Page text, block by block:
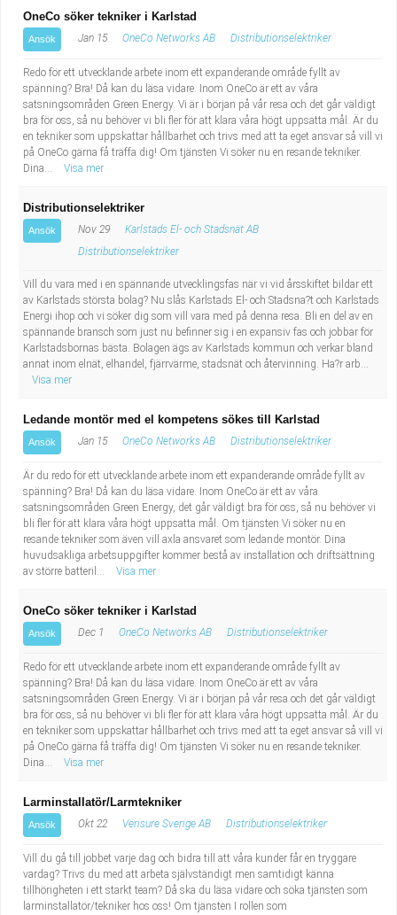
OneCo söker tekniker i Karlstad
Ansök Jan 15 OneCo Networks AB Distributionselektriker
Redo för ett utvecklande arbete inom ett expanderande område fyllt av
spänning? Bra! Då kan du läsa vidare. Inom OneCo är ett av våra
satsningsområden Green Energy. Vi är i början på vår resa och det går väldigt
bra för oss, så nu behöver vi bli fler för att klara våra högt uppsatta mål. Är du
en tekniker som uppskattar hållbarhet och trivs med att ta eget ansvar så vill vi
på OneCo gärna få träffa dig! Om tjänsten Vi söker nu en resande tekniker.
Dina...
Visa mer
Distributionselektriker
Ansök Nov 29
Karlstads El- och Stadsnät AB
Distributionselektriker
Vill du vara med i en spännande utvecklingsfas när vi vid årsskiftet bildar ett
av Karlstads största bolag? Nu slås Karlstads El- och Stadsna?t och Karlstads
Energi ihop och vi söker dig som vill vara med på denna resa. Bli en del av en
spännande bransch som just nu befinner sig i en expansiv fas och jobbar för
Karlstadsbornas bästa. Bolagen ägs av Karlstads kommun och verkar bland
annat inom elnät, elhandel, fjärrvärme, stadsnät och återvinning. Ha?r arb...
Visa mer
Ledande montör med el kompetens sökes till Karlstad
Ansök Jan 15 OneCo Networks AB Distributionselektriker
Är du redo för ett utvecklande arbete inom ett expanderande område fyllt av
spänning? Bra! Då kan du läsa vidare. Inom OneCo är ett av våra
satsningsområden Green Energy, det går väldigt bra för oss, så nu behöver vi
bli fler för att klara våra högt uppsatta mål. Om tjänsten Vi söker nu en
resande tekniker som även vill axla ansvaret som ledande montör. Dina
huvudsakliga arbetsuppgifter kommer bestå av installation och driftsättning
av större batteril...
Visa mer
OneCo söker tekniker i Karlstad
Ansök Dec 1 OneCo Networks AB Distributionselektriker
Redo för ett utvecklande arbete inom ett expanderande område fyllt av
spänning? Bra! Då kan du läsa vidare. Inom OneCo är ett av våra
satsningsområden Green Energy. Vi är i början på vår resa och det går väldigt
bra för oss, så nu behöver vi bli fler för att klara våra högt uppsatta mål. Är du
en tekniker som uppskattar hållbarhet och trivs med att ta eget ansvar så vill vi
på OneCo gärna få träffa dig! Om tjänsten Vi söker nu en resande tekniker.
Dina...
Visa mer
Larminstallatör/Larmtekniker
Ansök Okt 22 Verisure Sverige AB Distributionselektriker
Vill du gå till jobbet varje dag och bidra till att våra kunder får en tryggare
vardag? Trivs du med att arbeta självständigt men samtidigt känna
tillhörigheten i ett starkt team? Då ska du läsa vidare och söka tjänsten som
larminstallatör/tekniker hos oss! Om tjänsten I rollen som